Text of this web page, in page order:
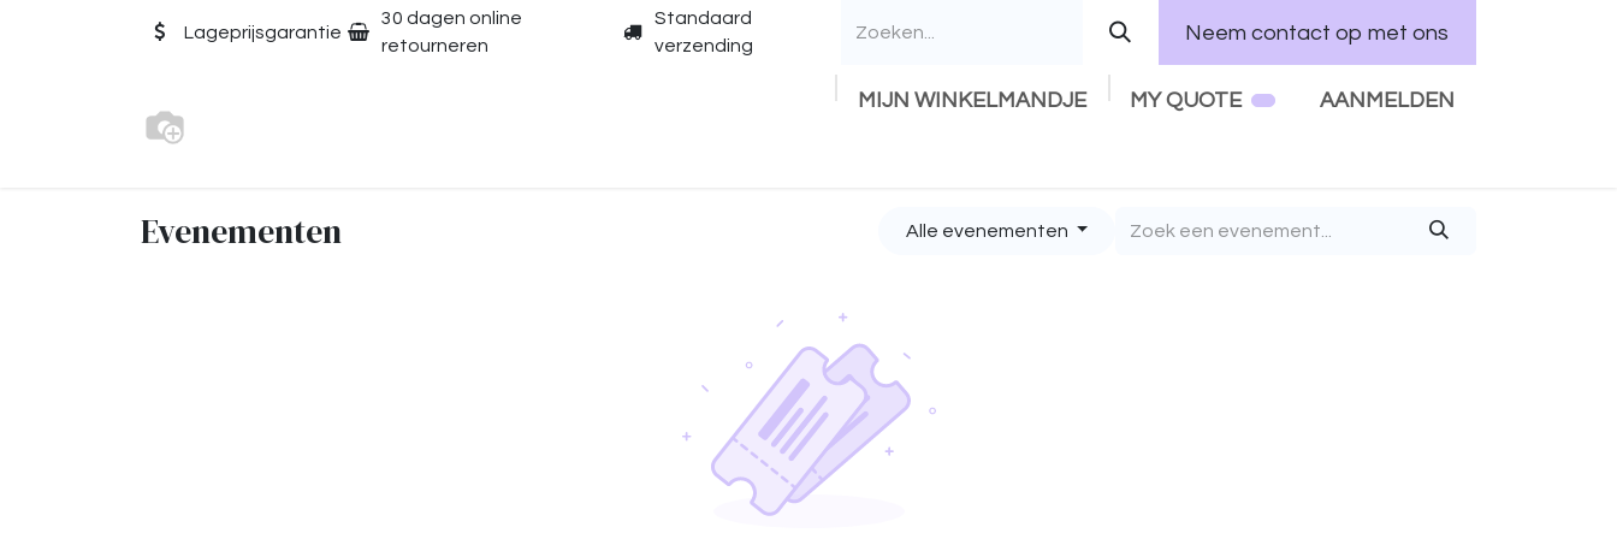
Lageprijsgarantie
30 dagen online
retourneren
Standaard
verzending
Neem contact op met ons
MIJN WINKELMANDJE MY QUOTE AANMELDEN
Evenementen Alle evenementen